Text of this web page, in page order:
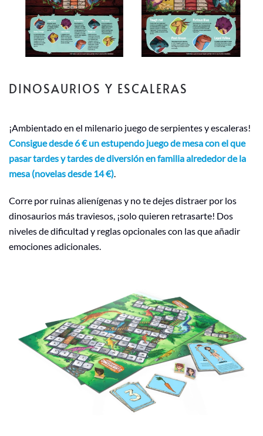
DINOSAURIOS Y ESCALERAS
¡Ambientado en el milenario juego de serpientes y escaleras!
Consigue desde 6 € un estupendo juego de mesa con el que
pasar tardes y tardes de diversión en familia alrededor de la
mesa (novelas desde 14 €)
Corre por ruinas alienígenas y no te dejes distraer por los
dinosaurios más traviesos, ¡solo quieren retrasarte! Dos
niveles de dificultad y reglas opcionales con las que añadir
emociones adicionales.